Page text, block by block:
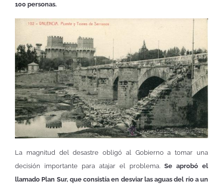
100 personas.
La magnitud del desastre obligó al Gobierno a tomar una
decisión importante para atajar el problema. Se aprobó el
llamado Plan Sur, que consistía en desviar las aguas del río a un